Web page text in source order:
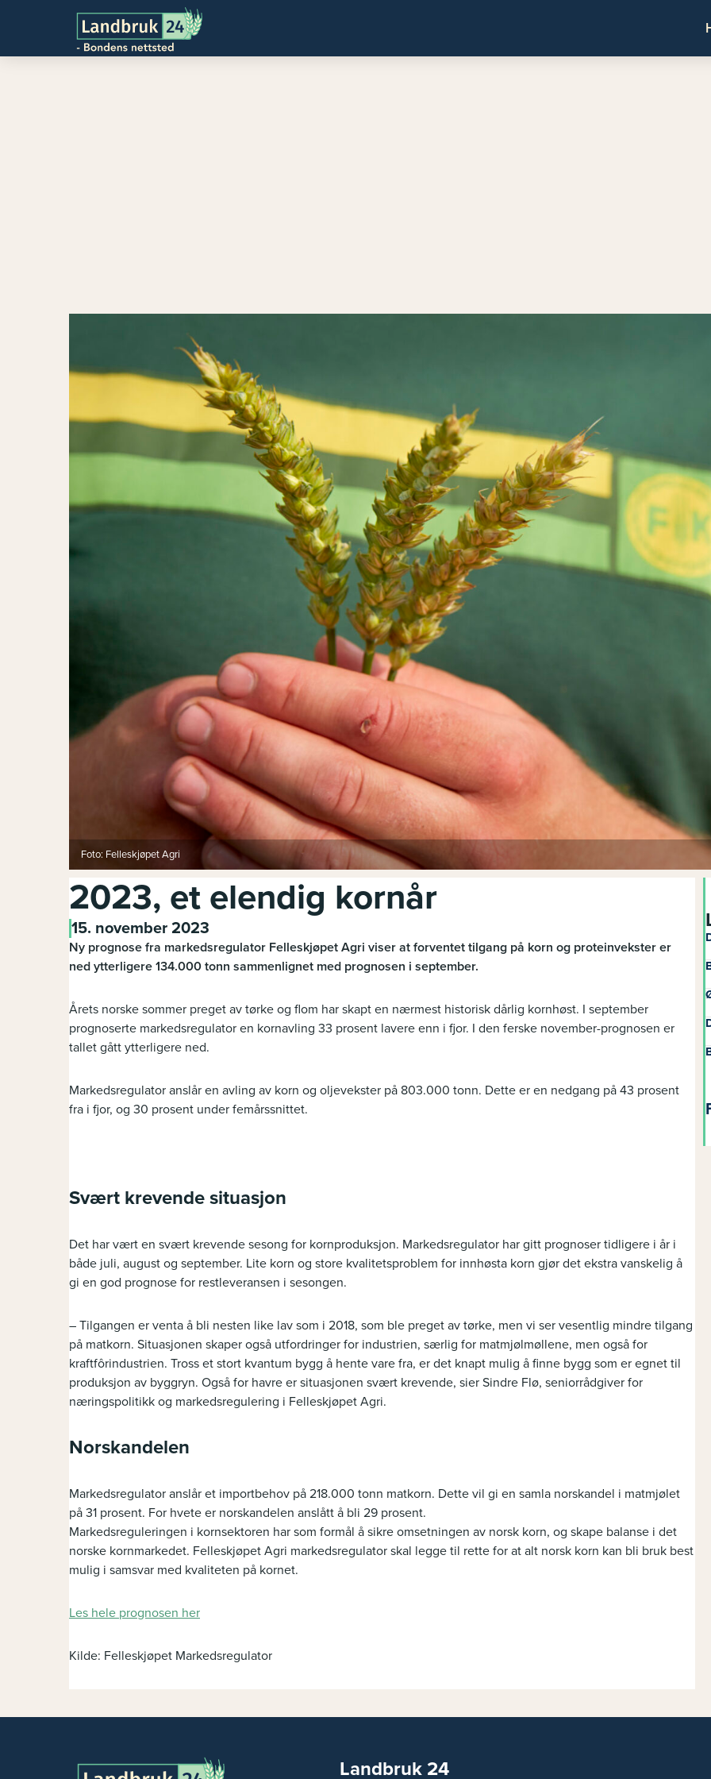
Foto: Felleskjøpet Agri
2023, et elendig kornår
15. november 2023
Ny prognose fra markedsregulator Felleskjøpet Agri viser at forventet tilgang på korn og proteinvekster er
ned ytterligere 134.000 tonn sammenlignet med prognosen i september.
Årets norske sommer preget av tørke og flom har skapt en nærmest historisk dårlig kornhøst. I september
prognoserte markedsregulator en kornavling 33 prosent lavere enn i fjor. I den ferske november-prognosen er
tallet gått ytterligere ned.
Markedsregulator anslår en avling av korn og oljevekster på 803.000 tonn. Dette er en nedgang på 43 prosent
fra i fjor, og 30 prosent under femårssnittet.
Svært krevende situasjon
Det har vært en svært krevende sesong for kornproduksjon. Markedsregulator har gitt prognoser tidligere i år i
både juli, august og september. Lite korn og store kvalitetsproblem for innhøsta korn gjør det ekstra vanskelig å
gi en god prognose for restleveransen i sesongen.
– Tilgangen er venta å bli nesten like lav som i 2018, som ble preget av tørke, men vi ser vesentlig mindre tilgang
på matkorn. Situasjonen skaper også utfordringer for industrien, særlig for matmjølmøllene, men også for
kraftfôrindustrien. Tross et stort kvantum bygg å hente vare fra, er det knapt mulig å finne bygg som er egnet til
produksjon av byggryn. Også for havre er situasjonen svært krevende, sier Sindre Flø, seniorrådgiver for
næringspolitikk og markedsregulering i Felleskjøpet Agri.
Norskandelen
Markedsregulator anslår et importbehov på 218.000 tonn matkorn. Dette vil gi en samla norskandel i matmjølet
på 31 prosent. For hvete er norskandelen anslått å bli 29 prosent.
Markedsreguleringen i kornsektoren har som formål å sikre omsetningen av norsk korn, og skape balanse i det
norske kornmarkedet. Felleskjøpet Agri markedsregulator skal legge til rette for at alt norsk korn kan bli bruk best
mulig i samsvar med kvaliteten på kornet.
Les hele prognosen her
Kilde: Felleskjøpet Markedsregulator
Landbruk 24